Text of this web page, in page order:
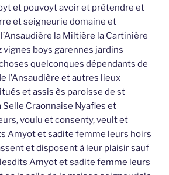
et pouvoyt avoir et prétendre et
et seigneurie domaine et
la Miltière la Cartinière
vignes boys garennes jardins
quelconques dépendants de
l’Ansaudière et autres lieux
et assis ès paroisse de st
Craonnaise Nyafles et
voulu et consenty, veult et
Amyot et sadite femme leurs hoirs
et disposent à leur plaisir sauf
Amyot et sadite femme leurs